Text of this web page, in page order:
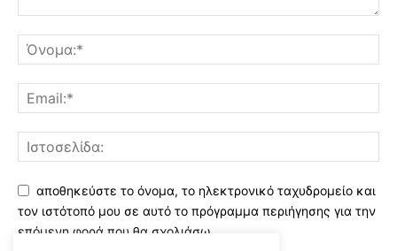
αποθηκεύστε το όνομα, το ηλεκτρονικό ταχυδρομείο και
τον ιστότοπό μου σε αυτό το πρόγραμμα περιήγησης για την
επόμενη φορά που θα σχολιάσω.